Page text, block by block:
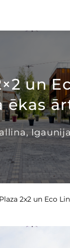
un
ēkas
Plaza 2x2 un Eco